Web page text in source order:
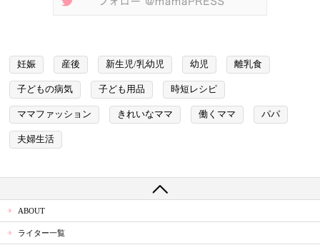
妊娠 産後 新生児/乳幼児 幼児 離乳食
子どもの病気 子ども用品 時短レシピ
ママファッション きれいなママ 働くママ パパ
夫婦生活
ABOUT
ライター一覧